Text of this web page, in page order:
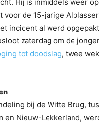
Hij is inmiddels weer
voor de 15-jarige
incident al werd
zaterdag om de
tot doodslag, twee
bij de Witte Brug,
en Nieuw-Lekkerland,